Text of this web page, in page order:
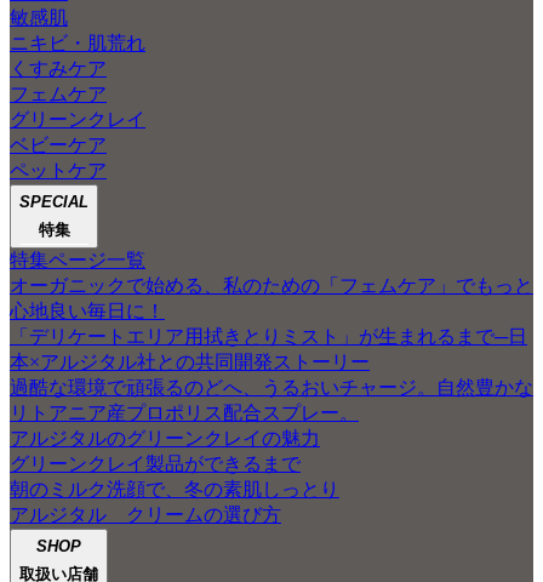
敏感肌
ニキビ・肌荒れ
くすみケア
フェムケア
グリーンクレイ
ベビーケア
ペットケア
SPECIAL
特集
特集ページ一覧
オーガニックで始める、私のための「フェムケア」でもっと
心地良い毎日に！
「デリケートエリア用拭きとりミスト」が生まれるまで─日
本×アルジタル社との共同開発ストーリー
過酷な環境で頑張るのどへ、うるおいチャージ。自然豊かな
リトアニア産プロポリス配合スプレー。
アルジタルのグリーンクレイの魅力
グリーンクレイ製品ができるまで
朝のミルク洗顔で、冬の素肌しっとり
アルジタル クリームの選び方
SHOP
取扱い店舗